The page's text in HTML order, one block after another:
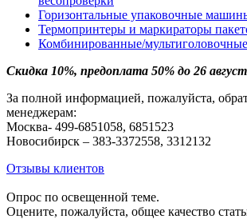
Горизонтальные упаковочные
Термопринтеры и маркираторы
Комбинированные/
Скидка 10%, предоплата 50% до 26
За полной информацией, пожалуйста,
менеджерам:
Москва- 499-6851058, 6851523
Новосибирск – 383-3372558, 3312132
Отзывы клиентов
Опрос по освещенной теме.
Оцените, пожалуйста, общее качество